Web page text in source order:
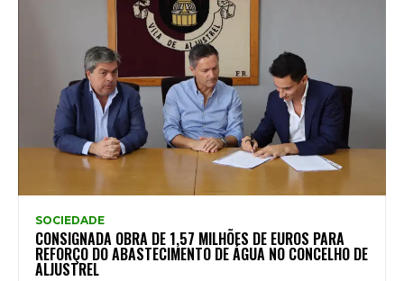
SOCIEDADE
CONSIGNADA OBRA DE 1,57 MILHÕES DE EUROS PARA
REFORÇO DO ABASTECIMENTO DE ÁGUA NO CONCELHO DE
ALJUSTREL